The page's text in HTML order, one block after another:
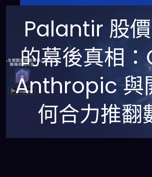
Palantir 股
的幕後真相
Anthropic 與
何合力推翻